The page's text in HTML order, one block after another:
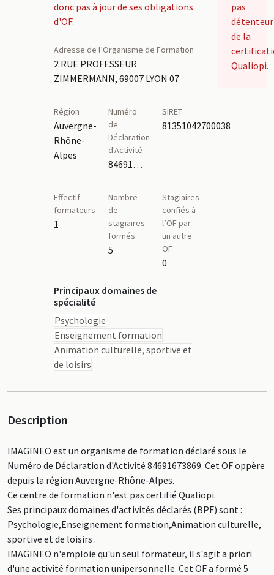
donc pas à jour de ses obligations
d'OF.
Adresse de l’Organisme de Formation
2 RUE PROFESSEUR
ZIMMERMANN, 69007 LYON 07
Région
Auvergne-
Rhône-
Alpes
Numéro
de
Déclaration
d'Activité
84691673869
SIRET
81351042700038
Effectif
formateurs
1
Nombre
de
stagiaires
formés
5
Stagiaires
confiés à
l’OF par
un autre
OF
0
Principaux domaines de
spécialité
Psychologie
Enseignement formation
Animation culturelle, sportive et
de loisirs
pas
détenteur
de la
Qualiopi.
Description
IMAGINEO est un organisme de formation déclaré sous le
Numéro de Déclaration d'Activité 84691673869. Cet OF oppère
depuis la région Auvergne-Rhône-Alpes.
Ce centre de formation n'est pas certifié Qualiopi.
Ses principaux domaines d'activités déclarés (BPF) sont :
Psychologie,Enseignement formation,Animation culturelle,
sportive et de loisirs .
IMAGINEO n'emploie qu'un seul formateur, il s'agit a priori
d'une activité formation unipersonnelle. Cet OF a formé 5